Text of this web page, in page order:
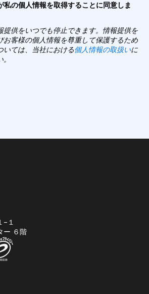
私の個人情報を取得することに同意しま
提供をいつでも停止できます。情報提供を
お客様の個人情報を尊重して保護するため
いては、当社における個人情報の取扱いに
１
ー ６階